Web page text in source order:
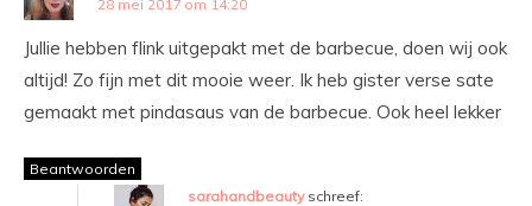
28 mei 2017 om 14:20
Jullie hebben flink uitgepakt met de barbecue, doen wij ook
altijd! Zo fijn met dit mooie weer. Ik heb gister verse sate
gemaakt met pindasaus van de barbecue. Ook heel lekker
Beantwoorden
sarahandbeauty schreef: